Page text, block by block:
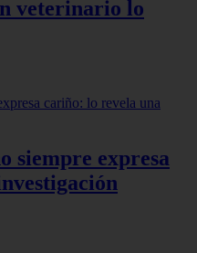
veterinario lo
siempre expresa